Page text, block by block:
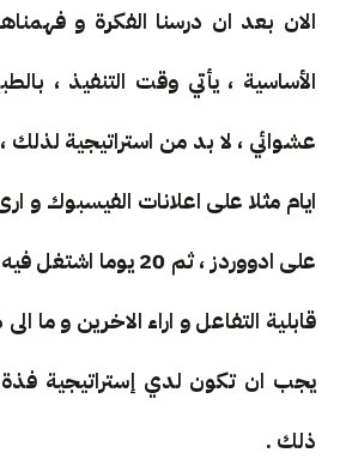
الان بعد ان درسنا الفكرة و
الأساسية ، يأتي وقت التنفيذ ،
على ادووردز ، ثم 20
قابلية التفاعل و اراء الاخرين و ما
يجب ان تكون لدي إستراتيجية
ذلك .